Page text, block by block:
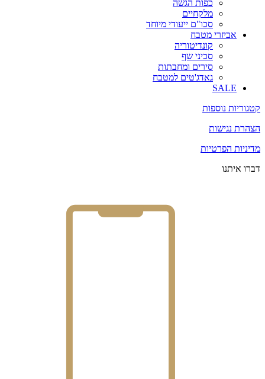
כפות הגשה
מלקחיים
סכו"ם ייעודי מיוחד
אביזרי מטבח
קונדיטוריה
סכיני שף
סירים ומחבתות
גאדג'טים למטבח
SALE
קטגוריות נוספות
הצהרת נגישות
מדיניות הפרטיות
דברו איתנו